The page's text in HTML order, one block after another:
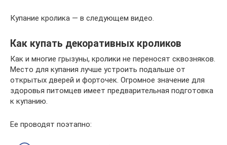
Купание кролика — в следующем видео.
Как купать декоративных кроликов
Как и многие грызуны, кролики не переносят сквозняков.
Место для купания лучше устроить подальше от
открытых дверей и форточек. Огромное значение для
здоровья питомцев имеет предварительная подготовка
к купанию.
Ее проводят поэтапно: